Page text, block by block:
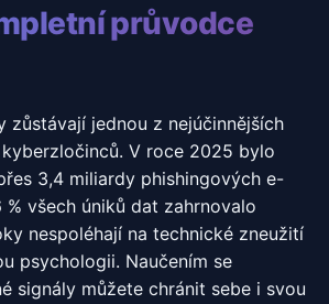
průvodce
zůstávají jednou z nejúčinnějších
V roce 2025 bylo
3,4 miliardy phishingových e-
všech úniků dat zahrnovalo
nespoléhají na technické zneužití
psychologii. Naučením se
signály můžete chránit sebe i svou